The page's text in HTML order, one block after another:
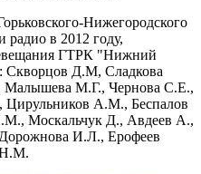
Нижегородского
радио в 2012 году,
ГТРК "Нижний
Скворцов Д.М, Сладкова
М.Г., Чернова С.Е.,
А.М., Беспалов
Москальчук Д., Авдеев А.,
И.Л., Ерофеев
Н.М.